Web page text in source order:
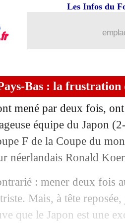
Les Infos du
Bas : la frustration
mené par deux fois,
équipe du Japon
F de la Coupe du
néerlandais Ronald
: mener deux fois
Mais, à tête
que le Japon est une
les larmes d'Advocaat
Cissokho
a bien été choisi
la pression sur
bouclé pour Saibari
vendu 60 M€ au
encense le duo Isak-